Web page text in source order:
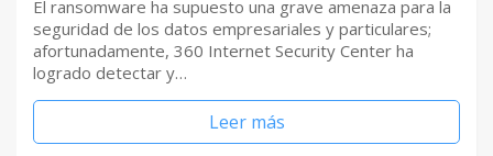
El ransomware ha supuesto una grave amenaza para la
seguridad de los datos empresariales y particulares;
afortunadamente, 360 Internet Security Center ha
logrado detectar y…
Leer más